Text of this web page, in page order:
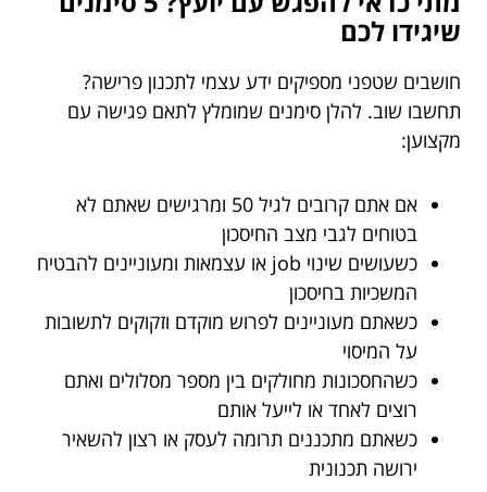
שיגידו לכם
חושבים שטפני מספיקים ידע עצמי לתכנון פרישה?
תחשבו שוב. להלן סימנים שמומלץ לתאם פגישה עם
מקצוען:
אם אתם קרובים לגיל 50 ומרגישים שאתם לא
בטוחים לגבי מצב החיסכון
כשעושים שינוי job או עצמאות ומעוניינים להבטיח
המשכיות בחיסכון
כשאתם מעוניינים לפרוש מוקדם וזקוקים לתשובות
על המיסוי
כשהחסכונות מחולקים בין מספר מסלולים ואתם
רוצים לאחד או לייעל אותם
כשאתם מתכננים תרומה לעסק או רצון להשאיר
ירושה תכנונית